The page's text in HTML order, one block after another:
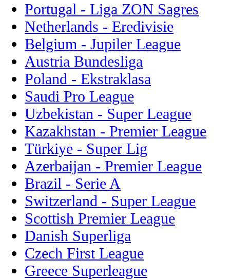
Portugal - Liga ZON Sagres
Netherlands - Eredivisie
Belgium - Jupiler League
Austria Bundesliga
Poland - Ekstraklasa
Saudi Pro League
Uzbekistan - Super League
Kazakhstan - Premier League
Türkiye - Super Lig
Azerbaijan - Premier League
Brazil - Serie A
Switzerland - Super League
Scottish Premier League
Danish Superliga
Czech First League
Greece Superleague